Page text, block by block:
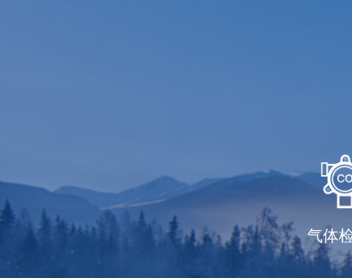
气体